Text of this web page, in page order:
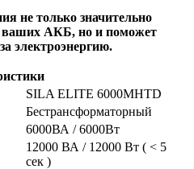
не только значительно
ваших АКБ, но и поможет
электроэнергию.
SILA ELITE 6000MHTD
Бестрансформаторный
6000ВА / 6000Вт
12000 ВА / 12000 Вт ( < 5
сек )